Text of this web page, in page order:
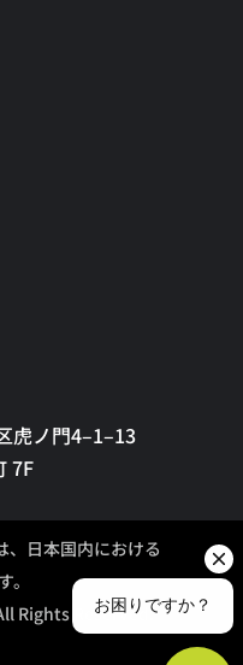
虎ノ門4–1–13
7F
、日本国内における
Rights Reserved.